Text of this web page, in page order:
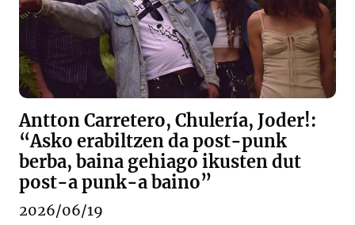
Antton Carretero, Chulería, Joder!:
“Asko erabiltzen da post-punk
berba, baina gehiago ikusten dut
post-a punk-a baino”
2026/06/19